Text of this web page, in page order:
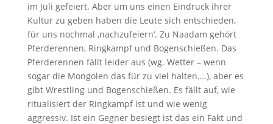
im Juli gefeiert. Aber um uns einen Eindruck ihrer
Kultur zu geben haben die Leute sich entschieden,
für uns nochmal ‚nachzufeiern‘. Zu Naadam gehört
Pferderennen, Ringkampf und Bogenschießen. Das
Pferderennen fällt leider aus (wg. Wetter – wenn
sogar die Mongolen das für zu viel halten….), aber es
gibt Wrestling und Bogenschießen. Es fällt auf, wie
ritualisiert der Ringkampf ist und wie wenig
aggressiv. Ist ein Gegner besiegt ist das ein Fakt und